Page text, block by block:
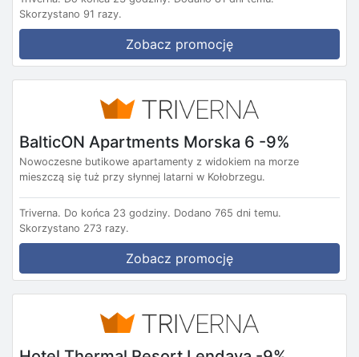
Skorzystano 91 razy.
Zobacz promocję
BalticON Apartments Morska 6 -9%
Nowoczesne butikowe apartamenty z widokiem na morze
mieszczą się tuż przy słynnej latarni w Kołobrzegu.
Triverna. Do końca 23 godziny. Dodano 765 dni temu.
Skorzystano 273 razy.
Zobacz promocję